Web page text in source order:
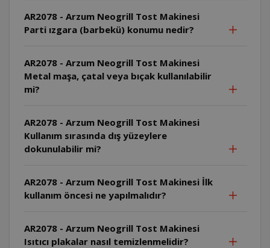
AR2078 - Arzum Neogrill Tost Makinesi
Parti ızgara (barbekü) konumu nedir?
AR2078 - Arzum Neogrill Tost Makinesi
Metal maşa, çatal veya bıçak kullanılabilir
mi?
AR2078 - Arzum Neogrill Tost Makinesi
Kullanım sırasında dış yüzeylere
dokunulabilir mi?
AR2078 - Arzum Neogrill Tost Makinesi İlk
kullanım öncesi ne yapılmalıdır?
AR2078 - Arzum Neogrill Tost Makinesi
Isıtıcı plakalar nasıl temizlenmelidir?